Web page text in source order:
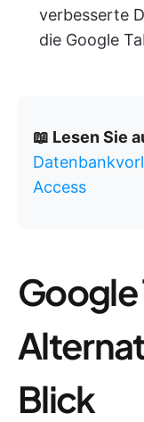
verbesserte
die Google
📖 Lesen Sie
Access
Blick